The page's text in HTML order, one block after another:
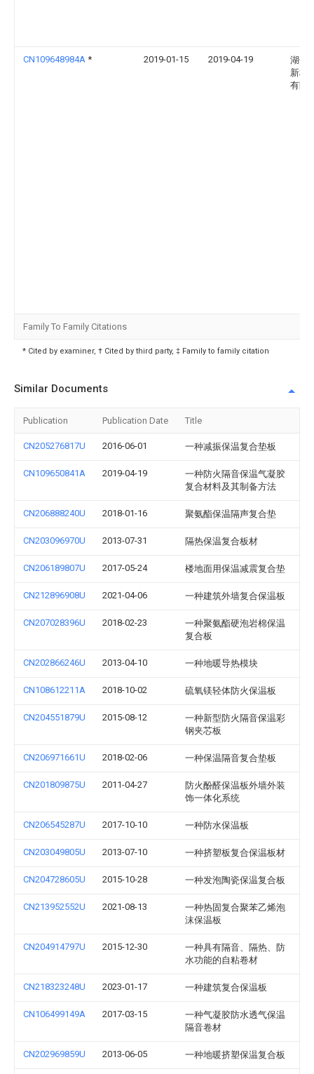
CN109648984A * 2019-01-15 2019-04-19
湖州
新材
有限
Family To Family Citations
* Cited by examiner, † Cited by third party, ‡ Family to family citation
Similar Documents
Publication Publication Date Title
CN205276817U 2016-06-01 一种减振保温复合垫板
CN109650841A 2019-04-19
一种防火隔音保温气凝胶
复合材料及其制备方法
CN206888240U 2018-01-16 聚氨酯保温隔声复合垫
CN203096970U 2013-07-31 隔热保温复合板材
CN206189807U 2017-05-24 楼地面用保温减震复合垫
CN212896908U 2021-04-06 一种建筑外墙复合保温板
CN207028396U 2018-02-23
一种聚氨酯硬泡岩棉保温
复合板
CN202866246U 2013-04-10 一种地暖导热模块
CN108612211A 2018-10-02 硫氧镁轻体防火保温板
CN204551879U 2015-08-12
一种新型防火隔音保温彩
钢夹芯板
CN206971661U 2018-02-06 一种保温隔音复合垫板
CN201809875U 2011-04-27
防火酚醛保温板外墙外装
饰一体化系统
CN206545287U 2017-10-10 一种防水保温板
CN203049805U 2013-07-10 一种挤塑板复合保温板材
CN204728605U 2015-10-28 一种发泡陶瓷保温复合板
CN213952552U 2021-08-13
一种热固复合聚苯乙烯泡
沫保温板
CN204914797U 2015-12-30
一种具有隔音、隔热、防
水功能的自粘卷材
CN218323248U 2023-01-17 一种建筑复合保温板
CN106499149A 2017-03-15
一种气凝胶防水透气保温
隔音卷材
CN202969859U 2013-06-05 一种地暖挤塑保温复合板